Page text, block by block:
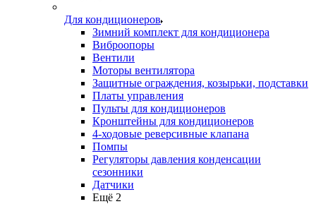
Для кондиционеров
Зимний комплект для кондиционера
Виброопоры
Вентили
Моторы вентилятора
Защитные ограждения, козырьки, подставки
Платы управления
Пульты для кондиционеров
Кронштейны для кондиционеров
4-ходовые реверсивные клапана
Помпы
Регуляторы давления конденсации
сезонники
Датчики
Ещё 2